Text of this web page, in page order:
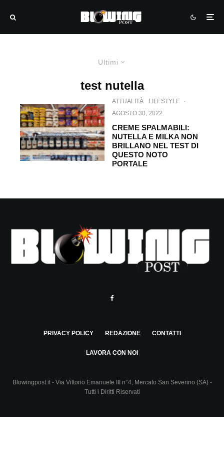
Ultimi
test nutella
ATTUALITÀ LIFESTYLE ·
AGOSTO 30, 2022
CREME SPALMABILI:
NUTELLA E MILKA NON
BRILLANO NEL TEST DI
QUESTO NOTO
PORTALE
PRIVACY POLICY REDAZIONE CONTATTI
LAVORA CON NOI
Blowingpost.it - Via Vittorio Emanuele III n°4, Mercato San Severino (SA) -
Tutti i Diritti Riservati